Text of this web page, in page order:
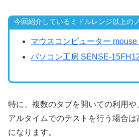
今回紹介しているミドルレンジ以上の
マウスコンピューター
パソコン工房 SENSE-
特に、複数のタブを開いての利用や
アルタイムでのテストを行う場合
になります。